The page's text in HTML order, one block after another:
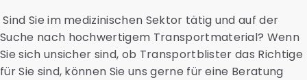
Sind Sie im medizinischen Sektor tätig und auf der
Suche nach hochwertigem Transportmaterial? Wenn
Sie sich unsicher sind, ob Transportblister das Richtige
für Sie sind, können Sie uns gerne für eine Beratung